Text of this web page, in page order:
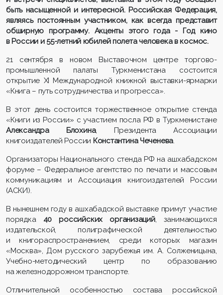
быть насыщенной и интересной. Российская Федерация,
являясь постоянным участником, как всегда представит
обширную программу. Акценты этого года - Год кино
в России и 55-летний юбилей полета человека в космос.
21 сентября в новом Выставочном центре торгово-
промышленной палаты Туркменистана состоится
открытие XI Международной книжной выставки-ярмарки
«Книга – путь сотрудничества и прогресса».
В этот день состоится торжественное открытие стенда
«Книги из России» с участием посла РФ в Туркменистане
Александра Блохина, Президента Ассоциации
книгоиздателей России Константина Чеченева.
Организаторы Национального стенда РФ на ашхабадском
форуме – Федеральное агентство по печати и массовым
коммуникациям и Ассоциация книгоиздателей России
(АСКИ).
В нынешнем году в ашхабадской выставке примут участие
порядка 40 российских организаций, занимающихся
издательской, полиграфической деятельностью
и книгораспространением, среди которых магазин
«Москва», Дом русского зарубежья им. А. Солженицына,
Учебно-методический центр по образованию
на железнодорожном транспорте.
Отличительной особенностью состава российской